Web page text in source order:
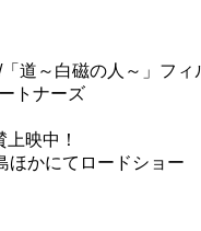
道～白磁の人～」フィ
トナーズ
映中！
ほかにてロードショー